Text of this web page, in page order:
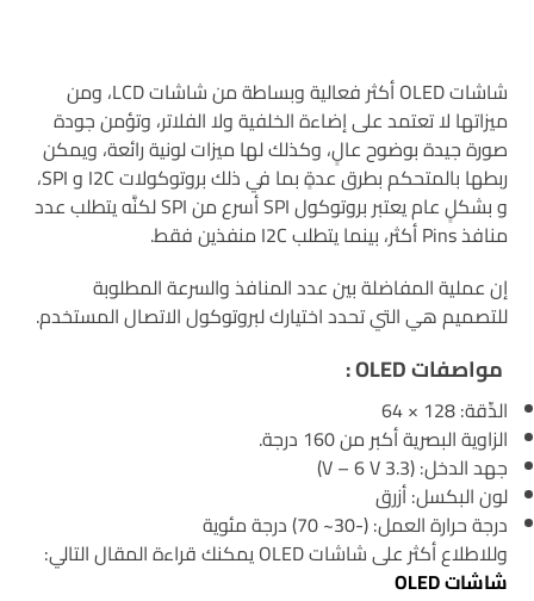
شاشات OLED أكثر فعالية وبساطة من شاشات LCD، ومن
ميزاتها لا تعتمد على إضاءة الخلفية ولا الفلاتر، وتؤمن جودة
صورة جيدة بوضوح عالٍ، وكذلك لها ميزات لونية رائعة، ويمكن
ربطها بالمتحكم بطرق عدةٍ بما في ذلك بروتوكولات I2C و SPI،
و بشكلٍ عام يعتبر بروتوكول SPI أسرع من SPI لكنَّه يتطلب عدد
منافذ Pins أكثر، بينما يتطلب I2C منفذين فقط.
إن عملية المفاضلة بين عدد المنافذ والسرعة المطلوبة
للتصميم هي التي تحدد اختيارك لبروتوكول الاتصال المستخدم.
مواصفاتOLED
:
الدِّقة: 128 × 64
الزاوية البصرية أكبر من 160 درجة.
جهد الدخل: (3.3 V – 6 V)
لون البكسل: أزرق
درجة حرارة العمل: (-30~ 70) درجة مئوية
وللاطلاع أكثر على شاشات OLED يمكنك قراءة المقال التالي:
شاشاتOLED